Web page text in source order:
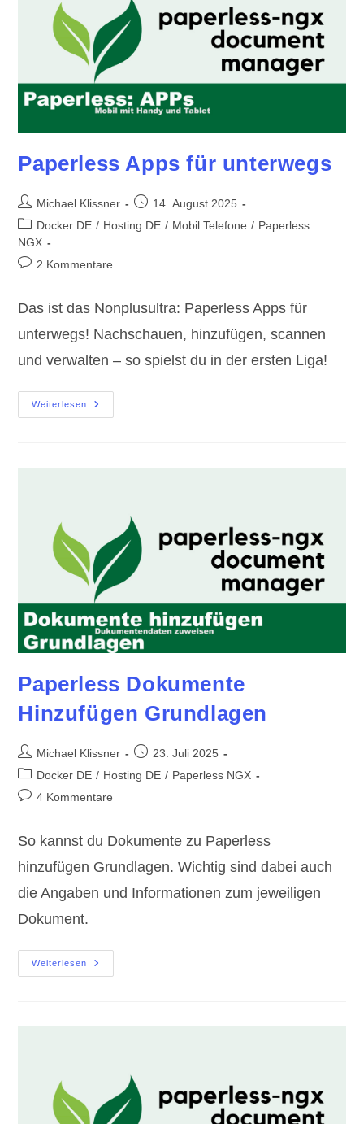
Paperless Apps für unterwegs
Beitrags-
Autor:
Michael Klissner
Beitrag
veröffentlicht:
14. August 2025
Beitrags-
Kategorie:
Docker DE / Hosting DE / Mobil Telefone / Paperless
NGX
Beitrags-
2 Kommentare
Das ist das Nonplusultra: Paperless Apps für
unterwegs! Nachschauen, hinzufügen, scannen
und verwalten – so spielst du in der ersten Liga!
Weiterlesen
Paperless
Apps
Paperless Dokumente
Hinzufügen Grundlagen
Beitrags-
Autor:
Michael Klissner
Beitrag
veröffentlicht:
23. Juli 2025
Beitrags-
Kategorie:
Docker DE / Hosting DE / Paperless NGX
Beitrags-
4 Kommentare
So kannst du Dokumente zu Paperless
hinzufügen Grundlagen. Wichtig sind dabei auch
die Angaben und Informationen zum jeweiligen
Dokument.
Weiterlesen
Paperless
Dokumente